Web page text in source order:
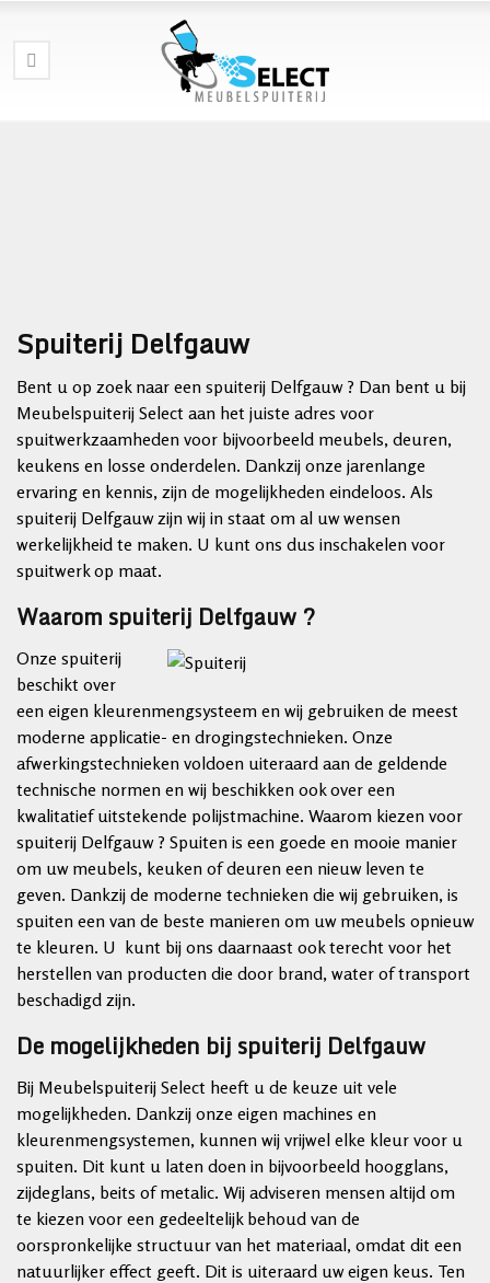
Spuiterij Delfgauw
Bent u op zoek naar een spuiterij Delfgauw ? Dan bent u bij
Meubelspuiterij Select aan het juiste adres voor
spuitwerkzaamheden voor bijvoorbeeld meubels, deuren,
keukens en losse onderdelen. Dankzij onze jarenlange
ervaring en kennis, zijn de mogelijkheden eindeloos. Als
spuiterij Delfgauw zijn wij in staat om al uw wensen
werkelijkheid te maken. U kunt ons dus inschakelen voor
spuitwerk op maat.
Waarom spuiterij Delfgauw ?
Onze spuiterij
beschikt over
een eigen kleurenmengsysteem en wij gebruiken de meest
moderne applicatie- en drogingstechnieken. Onze
afwerkingstechnieken voldoen uiteraard aan de geldende
technische normen en wij beschikken ook over een
kwalitatief uitstekende polijstmachine. Waarom kiezen voor
spuiterij Delfgauw ? Spuiten is een goede en mooie manier
om uw meubels, keuken of deuren een nieuw leven te
geven. Dankzij de moderne technieken die wij gebruiken, is
spuiten een van de beste manieren om uw meubels opnieuw
te kleuren. U kunt bij ons daarnaast ook terecht voor het
herstellen van producten die door brand, water of transport
beschadigd zijn.
De mogelijkheden bij spuiterij Delfgauw
Bij Meubelspuiterij Select heeft u de keuze uit vele
mogelijkheden. Dankzij onze eigen machines en
kleurenmengsystemen, kunnen wij vrijwel elke kleur voor u
spuiten. Dit kunt u laten doen in bijvoorbeeld hoogglans,
zijdeglans, beits of metalic. Wij adviseren mensen altijd om
te kiezen voor een gedeeltelijk behoud van de
oorspronkelijke structuur van het materiaal, omdat dit een
natuurlijker effect geeft. Dit is uiteraard uw eigen keus. Ten